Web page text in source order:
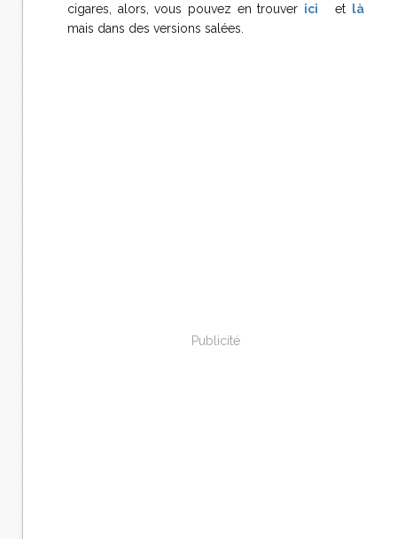
cigares, alors, vous pouvez en trouver ici et
là
mais dans des versions salées.
Publicité